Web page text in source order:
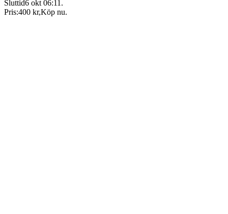
Sluttid6 okt 06:11 .
Pris:400 kr,Köp nu.